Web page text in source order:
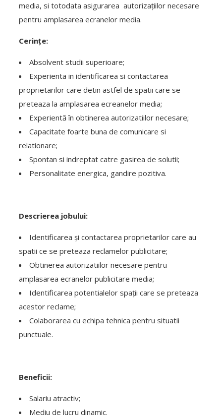
media, si totodata asigurarea autorizațiilor necesare
pentru amplasarea ecranelor media.
Cerințe:
Absolvent studii superioare;
Experienta in identificarea si contactarea
proprietarilor care detin astfel de spatii care se
preteaza la amplasarea ecreanelor media;
Experientă în obtinerea autorizatiilor necesare;
Capacitate foarte buna de comunicare si
relationare;
Spontan si indreptat catre gasirea de solutii;
Personalitate energica, gandire pozitiva.
Descrierea jobului:
Identificarea și contactarea proprietarilor care au
spatii ce se preteaza reclamelor publicitare;
Obtinerea autorizatiilor necesare pentru
amplasarea ecranelor publicitare media;
Identificarea potentialelor spații care se preteaza
acestor reclame;
Colaborarea cu echipa tehnica pentru situatii
punctuale.
Beneficii:
Salariu atractiv;
Mediu de lucru dinamic.